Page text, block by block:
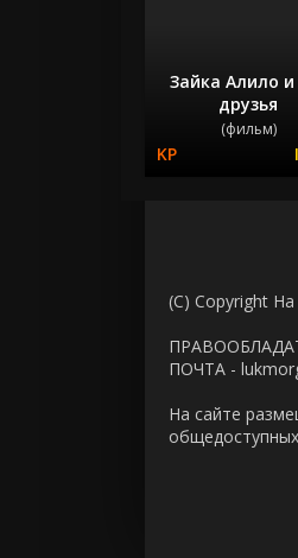
Зайка Алило и
друзья
(фильм)
(C) Copyright
ПОЧТА -
На сайте